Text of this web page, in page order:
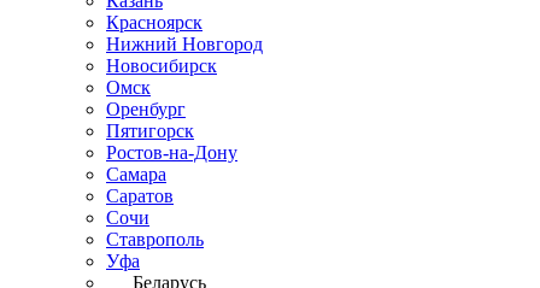
Красноярск
Нижний Новгород
Новосибирск
Омск
Оренбург
Пятигорск
Ростов-на-Дону
Самара
Саратов
Сочи
Ставрополь
Уфа
Беларусь